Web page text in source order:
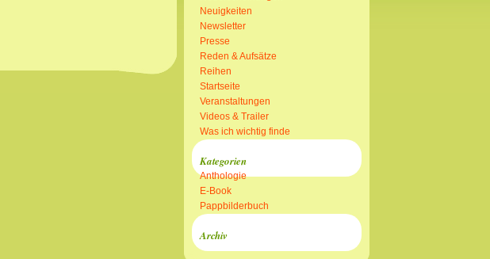
Neuigkeiten
Newsletter
Presse
Reden & Aufsätze
Reihen
Startseite
Veranstaltungen
Videos & Trailer
Was ich wichtig finde
Kategorien
Anthologie
E-Book
Pappbilderbuch
Archiv